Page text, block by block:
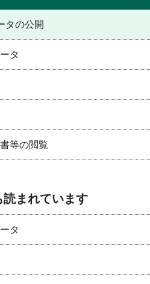
タの公開
タ
等の閲覧
読まれています
タ